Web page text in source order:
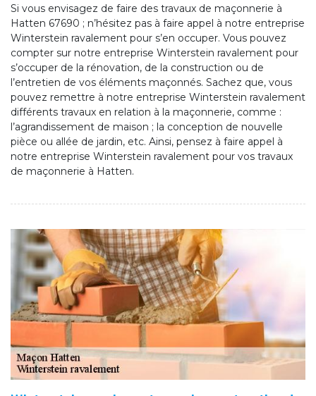
Si vous envisagez de faire des travaux de maçonnerie à
Hatten 67690 ; n’hésitez pas à faire appel à notre entreprise
Winterstein ravalement pour s’en occuper. Vous pouvez
compter sur notre entreprise Winterstein ravalement pour
s’occuper de la rénovation, de la construction ou de
l’entretien de vos éléments maçonnés. Sachez que, vous
pouvez remettre à notre entreprise Winterstein ravalement
différents travaux en relation à la maçonnerie, comme :
l’agrandissement de maison ; la conception de nouvelle
pièce ou allée de jardin, etc. Ainsi, pensez à faire appel à
notre entreprise Winterstein ravalement pour vos travaux
de maçonnerie à Hatten.